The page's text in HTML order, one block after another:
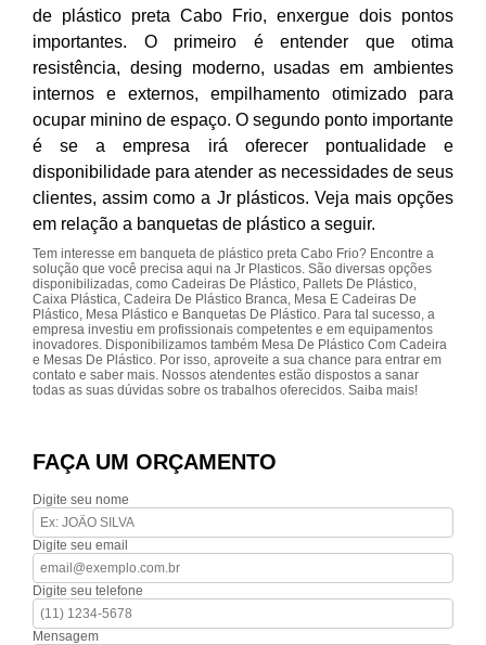
de plástico preta Cabo Frio, enxergue dois pontos
importantes. O primeiro é entender que otima
resistência, desing moderno, usadas em ambientes
internos e externos, empilhamento otimizado para
ocupar minino de espaço. O segundo ponto importante
é se a empresa irá oferecer pontualidade e
disponibilidade para atender as necessidades de seus
clientes, assim como a Jr plásticos. Veja mais opções
em relação a banquetas de plástico a seguir.
Tem interesse em banqueta de plástico preta Cabo Frio? Encontre a
solução que você precisa aqui na Jr Plasticos. São diversas opções
disponibilizadas, como Cadeiras De Plástico, Pallets De Plástico,
Caixa Plástica, Cadeira De Plástico Branca, Mesa E Cadeiras De
Plástico, Mesa Plástico e Banquetas De Plástico. Para tal sucesso, a
empresa investiu em profissionais competentes e em equipamentos
inovadores. Disponibilizamos também Mesa De Plástico Com Cadeira
e Mesas De Plástico. Por isso, aproveite a sua chance para entrar em
contato e saber mais. Nossos atendentes estão dispostos a sanar
todas as suas dúvidas sobre os trabalhos oferecidos. Saiba mais!
FAÇA UM ORÇAMENTO
Digite seu nome
Digite seu email
Digite seu telefone
Mensagem